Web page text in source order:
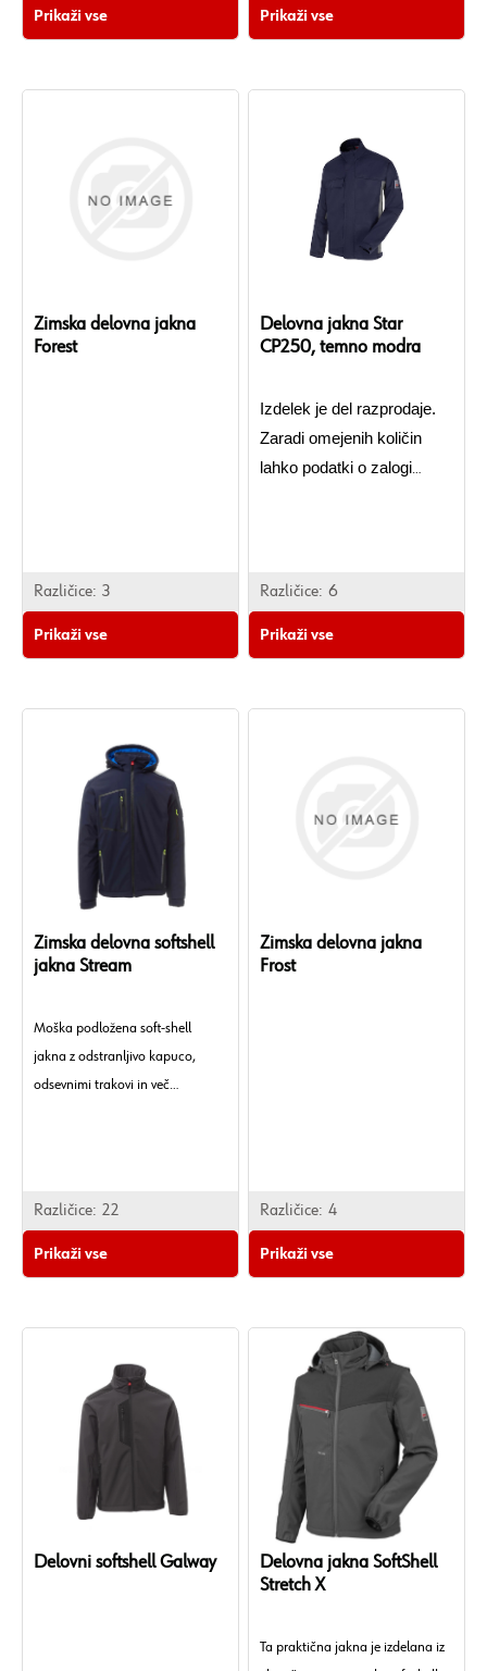
Prikaži vse Prikaži vse
Zimska delovna jakna
Forest
Različice: 3
Prikaži vse
Delovna jakna Star
CP250, temno modra
Izdelek je del razprodaje.
Zaradi omejenih količin
lahko podatki o zalogi
ne moremo več zagotoviti,
si pridržujemo pravico do
preklica naročenega
Različice: 6
Prikaži vse
Zimska delovna softshell
jakna Stream
Moška podložena soft-shell
jakna z odstranljivo kapuco,
odsevnimi trakovi in več
Različice: 22
Prikaži vse
Zimska delovna jakna
Frost
Različice: 4
Prikaži vse
Delovni softshell Galway
Delovna jakna SoftShell
Stretch X
Ta praktična jakna je izdelana iz